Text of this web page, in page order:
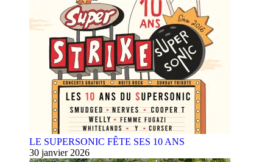
LE SUPERSONIC FÊTE SES 10 ANS
30 janvier 2026